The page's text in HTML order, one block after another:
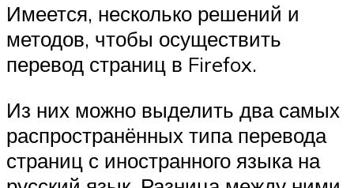
Имеется, несколько решений и
методов, чтобы осуществить
перевод страниц в Firefox.
Из них можно выделить два самых
распространённых типа перевода
страниц с иностранного языка на